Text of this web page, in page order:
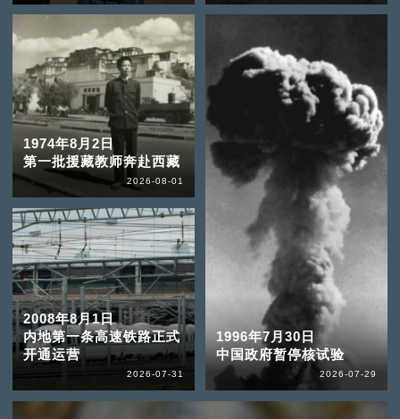
1974年8月2日
第一批援藏教师奔赴西藏
2026-08-01
2008年8月1日
内地第一条高速铁路正式
开通运营
2026-07-31
1996年7月30日
中国政府暂停核试验
2026-07-29